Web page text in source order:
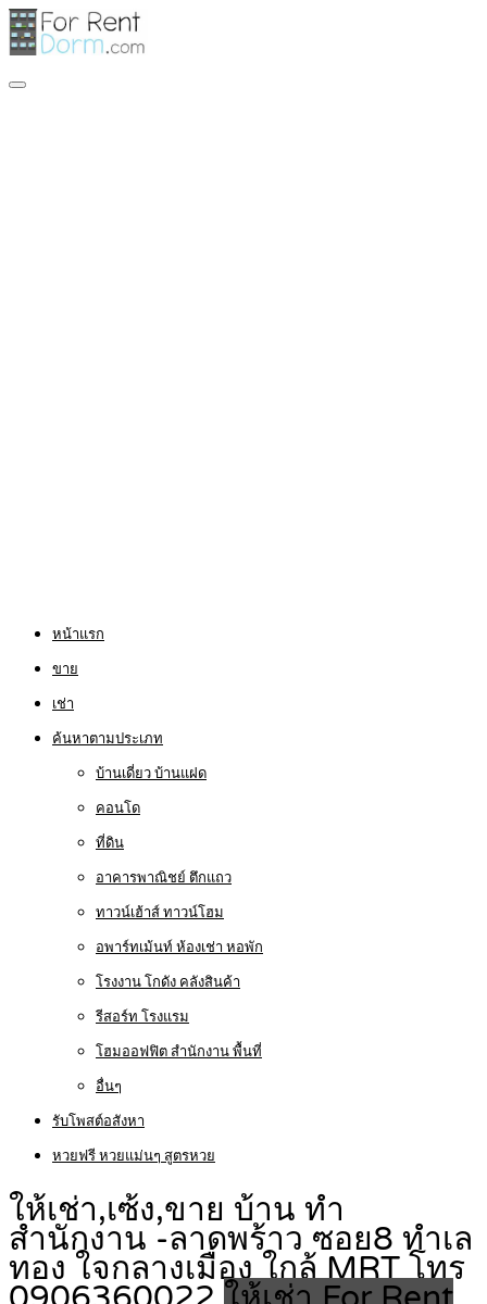
หน้าแรก
ขาย
เช่า
ค้นหาตามประเภท
บ้านเดี่ยว บ้านแฝด
คอนโด
ที่ดิน
อาคารพาณิชย์ ตึกแถว
ทาวน์เฮ้าส์ ทาวน์โฮม
อพาร์ทเม้นท์ ห้องเช่า หอพัก
โรงงาน โกดัง คลังสินค้า
รีสอร์ท โรงแรม
โฮมออฟฟิต สำนักงาน พื้นที่
อื่นๆ
รับโพสต์อสังหา
หวยฟรี หวยแม่นๆ สูตรหวย
ให้เช่า,เซ้ง,ขาย บ้าน ทำ
สำนักงาน -ลาดพร้าว ซอย8 ทำเล
ทอง ใจกลางเมือง ใกล้ MRT โทร